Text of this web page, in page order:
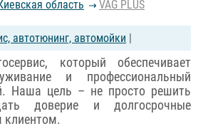
область VAG PLUS
автотюнинг, автомойки |
который обеспечивает
и профессиональный
Наша цель – не просто решить
доверие и долгосрочные